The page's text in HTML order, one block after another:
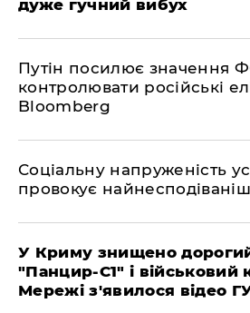
дуже гучний вибух
Путін посилює значення
контролювати російські
Bloomberg
Соціальну напруженість
провокує
У Криму знищено
"Панцир-С1" і військовий
Мережі з'явилося відео